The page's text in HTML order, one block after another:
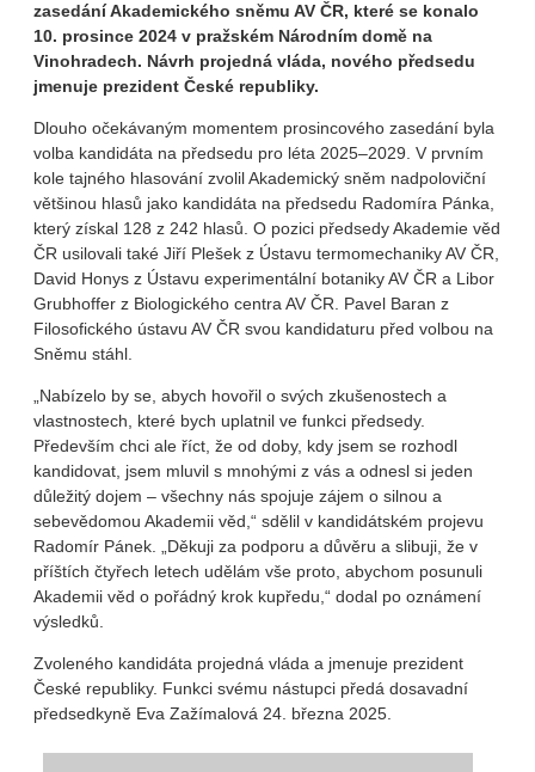
zasedání Akademického sněmu AV ČR, které se konalo
10. prosince 2024 v pražském Národním domě na
Vinohradech. Návrh projedná vláda, nového předsedu
jmenuje prezident České republiky.
Dlouho očekávaným momentem prosincového zasedání byla
volba kandidáta na předsedu pro léta 2025–2029. V prvním
kole tajného hlasování zvolil Akademický sněm nadpoloviční
většinou hlasů jako kandidáta na předsedu Radomíra Pánka,
který získal 128 z 242 hlasů. O pozici předsedy Akademie věd
ČR usilovali také Jiří Plešek z Ústavu termomechaniky AV ČR,
David Honys z Ústavu experimentální botaniky AV ČR a Libor
Grubhoffer z Biologického centra AV ČR. Pavel Baran z
Filosofického ústavu AV ČR svou kandidaturu před volbou na
Sněmu stáhl.
„Nabízelo by se, abych hovořil o svých zkušenostech a
vlastnostech, které bych uplatnil ve funkci předsedy.
Především chci ale říct, že od doby, kdy jsem se rozhodl
kandidovat, jsem mluvil s mnohými z vás a odnesl si jeden
důležitý dojem – všechny nás spojuje zájem o silnou a
sebevědomou Akademii věd,“ sdělil v kandidátském projevu
Radomír Pánek. „Děkuji za podporu a důvěru a slibuji, že v
příštích čtyřech letech udělám vše proto, abychom posunuli
Akademii věd o pořádný krok kupředu,“ dodal po oznámení
výsledků.
Zvoleného kandidáta projedná vláda a jmenuje prezident
České republiky. Funkci svému nástupci předá dosavadní
předsedkyně Eva Zažímalová 24. března 2025.